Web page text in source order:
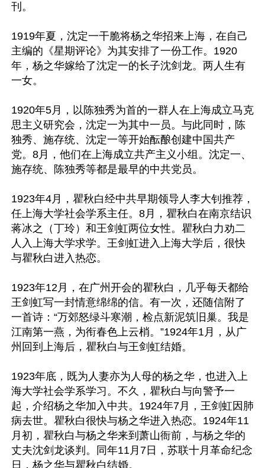
刊。
1919年夏，沈定一干脆将杨之华招来上海，在自己
主编的《星期评论》为其安排了一份工作。1920
年，杨之华嫁给了沈定一的长子沈剑龙。两人生有
一女。
1920年5月，以陈独秀为首的一群人在上海成立马克
思主义研究会，沈定一为其中一员。与此同时，陈
独秀、施存统、沈定一等开始酝酿创建中国共产
党。8月，他们在上海成立共产主义小组。沈定一、
施存统、陈独秀等都是最早的中共党员。
1923年4月，瞿秋白经中共早期领导人李大钊推荐，
任上海大学社会学系主任。8月，瞿秋白在南京结识
蒋冰之（丁玲）和王剑虹两位女性。瞿秋白力劝二
人入上海大学求学。王剑虹进入上海大学后，很快
与瞿秋白进入热恋。
1923年12月，在广州开会的瞿秋白，几乎每天都给
王剑虹写一封情意绵绵的信。有一次，还随信附了
一首诗：“万郊怒绿斗寒潮，检点新泥筑旧巢。我是
江南第一燕，为衔春色上云梢。”1924年1月，从广
州回到上海后，瞿秋白与王剑虹结婚。
1923年底，既为人妻亦为人母的杨之华，也进入上
海大学社会学系学习。不久，瞿秋白与向警予一
起，介绍杨之华加入中共。1924年7月，王剑虹因肺
病去世。瞿秋白很快与杨之华进入热恋。1924年11
月初，瞿秋白与杨之华来到萧山衙前，与杨之华的
丈夫沈剑龙谈判。同年11月7日，苏联十月革命纪念
日，杨之华与瞿秋白结婚。